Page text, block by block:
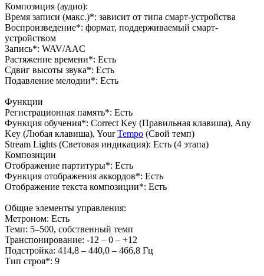
Композиция (аудио):
Время записи (макс.)*: зависит от типа смарт-устройства
Воспроизведение*: формат, поддерживаемый смарт-
устройством
Запись*: WAV/AAC
Растяжение времени*: Есть
Сдвиг высоты звука*: Есть
Подавление мелодии*: Есть
Функции
Регистрационная память*: Есть
Функция обучения*: Correct Key (Правильная клавиша), Any
Key (Любая клавиша), YourTempo (Свой темп)
Stream Lights (Световая индикация): Есть (4 этапа)
Композиции
Отображение партитуры*: Есть
Функция отображения аккордов*: Есть
Отображение текста композиции*: Есть
Общие элементы управления:
Метроном: Есть
Темп: 5–500, собственный темп
Транспонирование: -12 – 0 – +12
Подстройка: 414,8 – 440,0 – 466,8 Гц
Тип строя*: 9